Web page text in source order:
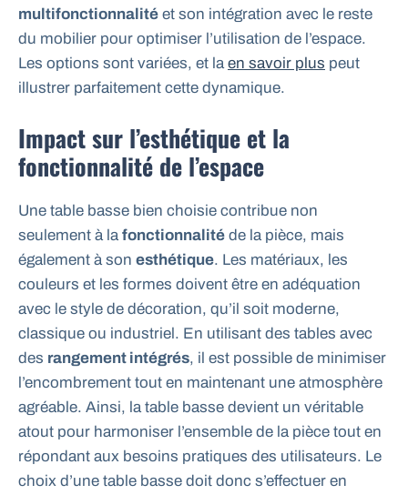
multifonctionnalité et son intégration avec le reste
du mobilier pour optimiser l’utilisation de l’espace.
Les options sont variées, et laen savoir plus peut
illustrer parfaitement cette dynamique.
Impact sur l’esthétique et la
fonctionnalité de l’espace
Une table basse bien choisie contribue non
seulement à la fonctionnalité de la pièce, mais
également à son esthétique. Les matériaux, les
couleurs et les formes doivent être en adéquation
avec le style de décoration, qu’il soit moderne,
classique ou industriel. En utilisant des tables avec
des rangement intégrés, il est possible de minimiser
l’encombrement tout en maintenant une atmosphère
agréable. Ainsi, la table basse devient un véritable
atout pour harmoniser l’ensemble de la pièce tout en
répondant aux besoins pratiques des utilisateurs. Le
choix d’une table basse doit donc s’effectuer en